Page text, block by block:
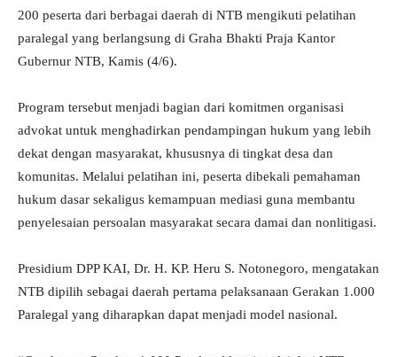
200 peserta dari berbagai daerah di NTB mengikuti pelatihan
paralegal yang berlangsung di Graha Bhakti Praja Kantor
Gubernur NTB, Kamis (4/6).
Program tersebut menjadi bagian dari komitmen organisasi
advokat untuk menghadirkan pendampingan hukum yang lebih
dekat dengan masyarakat, khususnya di tingkat desa dan
komunitas. Melalui pelatihan ini, peserta dibekali pemahaman
hukum dasar sekaligus kemampuan mediasi guna membantu
penyelesaian persoalan masyarakat secara damai dan nonlitigasi.
Presidium DPP KAI, Dr. H. KP. Heru S. Notonegoro, mengatakan
NTB dipilih sebagai daerah pertama pelaksanaan Gerakan 1.000
Paralegal yang diharapkan dapat menjadi model nasional.